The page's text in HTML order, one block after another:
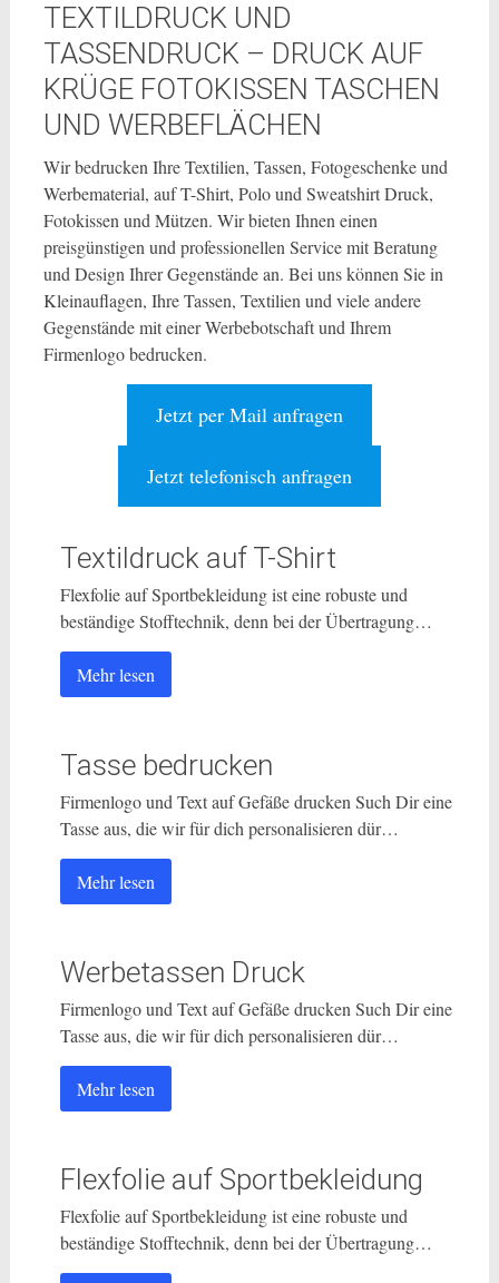
TEXTILDRUCK UND
TASSENDRUCK – DRUCK AUF
KRÜGE FOTOKISSEN TASCHEN
UND WERBEFLÄCHEN
Wir bedrucken Ihre Textilien, Tassen, Fotogeschenke und
Werbematerial, auf T-Shirt, Polo und Sweatshirt Druck,
Fotokissen und Mützen. Wir bieten Ihnen einen
preisgünstigen und professionellen Service mit Beratung
und Design Ihrer Gegenstände an. Bei uns können Sie in
Kleinauflagen, Ihre Tassen, Textilien und viele andere
Gegenstände mit einer Werbebotschaft und Ihrem
Firmenlogo bedrucken.
Jetzt per Mail anfragen
Jetzt telefonisch anfragen
Textildruck auf T-Shirt
Flexfolie auf Sportbekleidung ist eine robuste und
beständige Stofftechnik, denn bei der Übertragung…
Mehr lesen
Tasse bedrucken
Firmenlogo und Text auf Gefäße drucken Such Dir eine
Tasse aus, die wir für dich personalisieren dür…
Mehr lesen
Werbetassen Druck
Firmenlogo und Text auf Gefäße drucken Such Dir eine
Tasse aus, die wir für dich personalisieren dür…
Mehr lesen
Flexfolie auf Sportbekleidung
Flexfolie auf Sportbekleidung ist eine robuste und
beständige Stofftechnik, denn bei der Übertragung…